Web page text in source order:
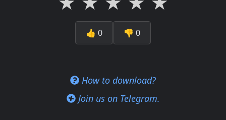
👍 0 👎 0
How to download?
Join us on Telegram.